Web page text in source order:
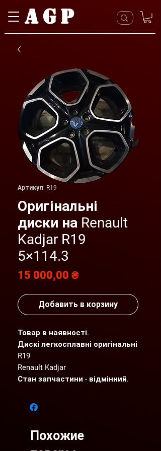
AGP
Артикул: R19
Оригінальні
диски на Renault
Kadjar R19
5×114.3
15 000,00 ₴Цена
Добавить в корзину
Товар в наявності.
Дискі легкосплавні оригінальні
R19
Renault Kadjar
Стан запчастини - відмінний.
відеоогляд надсилаємо по
Вашому запиту.
оригінальні запчастини для
автомобілів Renault, які
Похожие